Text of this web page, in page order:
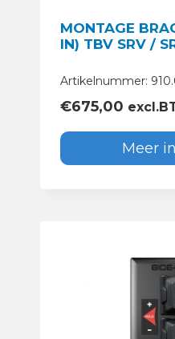
MONTAGE
IN) TBV SRV /
Artikelnummer:
€675,00
Meer